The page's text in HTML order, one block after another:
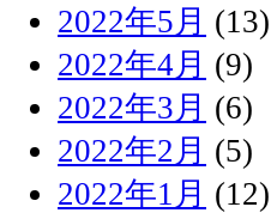
2022年5月 (13)
2022年4月 (9)
2022年3月 (6)
2022年2月 (5)
2022年1月 (12)